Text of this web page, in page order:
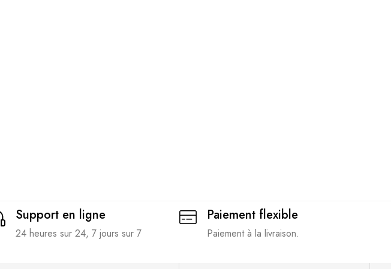
Support en ligne
24 heures sur 24, 7 jours sur 7
Paiement flexible
Paiement à la livraison.